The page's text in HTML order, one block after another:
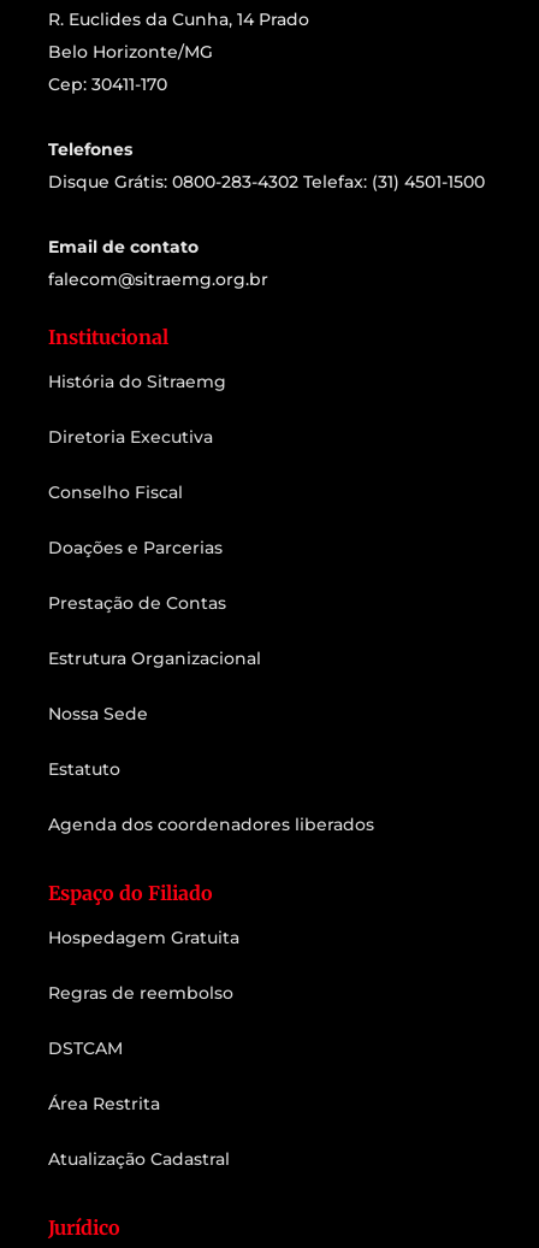
R. Euclides da Cunha, 14 Prado
Belo Horizonte/MG
Cep: 30411-170
Telefones
Disque Grátis: 0800-283-4302 Telefax: (31) 4501-1500
Email de contato
falecom@sitraemg.org.br
Institucional
História do Sitraemg
Diretoria Executiva
Conselho Fiscal
Doações e Parcerias
Prestação de Contas
Estrutura Organizacional
Nossa Sede
Estatuto
Agenda dos coordenadores liberados
Espaço do Filiado
Hospedagem Gratuita
Regras de reembolso
DSTCAM
Área Restrita
Atualização Cadastral
Jurídico